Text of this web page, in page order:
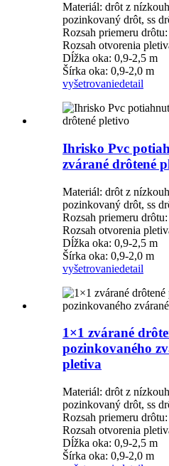
Materiál: drôt z
pozinkovaný drôt, ss
Rozsah priemeru
Rozsah otvorenia
Dĺžka oka: 0,9-2,5 m
Šírka oka: 0,9-2,0 m
vyšetrovaniedetail
Ihrisko Pvc
zvárané drôtené
Materiál: drôt z
pozinkovaný drôt, ss
Rozsah priemeru
Rozsah otvorenia
Dĺžka oka: 0,9-2,5 m
Šírka oka: 0,9-2,0 m
vyšetrovaniedetail
1×1 zvárané
pozinkovaného
pletiva
Materiál: drôt z
pozinkovaný drôt, ss
Rozsah priemeru
Rozsah otvorenia
Dĺžka oka: 0,9-2,5 m
Šírka oka: 0,9-2,0 m